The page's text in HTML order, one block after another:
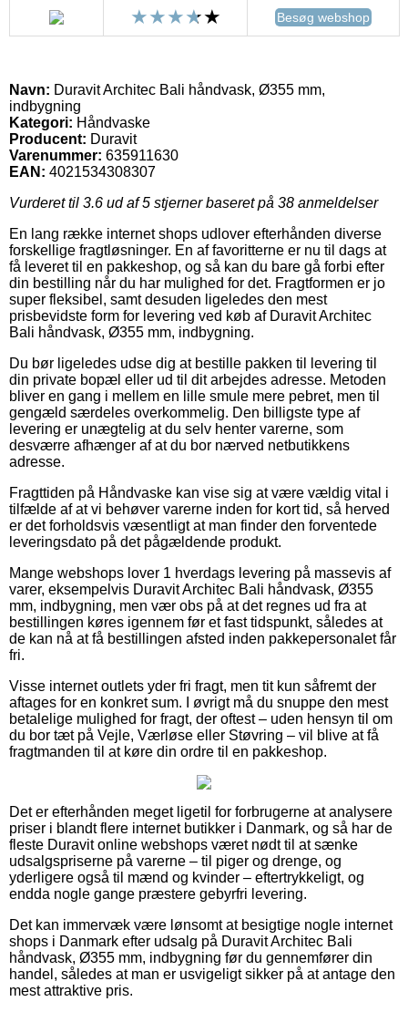
Besøg webshop
Navn: Duravit Architec Bali håndvask, Ø355 mm,
indbygning
Kategori: Håndvaske
Producent: Duravit
Varenummer: 635911630
EAN: 4021534308307
Vurderet til 3.6 ud af 5 stjerner baseret på 38 anmeldelser
En lang række internet shops udlover efterhånden diverse
forskellige fragtløsninger. En af favoritterne er nu til dags at
få leveret til en pakkeshop, og så kan du bare gå forbi efter
din bestilling når du har mulighed for det. Fragtformen er jo
super fleksibel, samt desuden ligeledes den mest
prisbevidste form for levering ved køb af Duravit Architec
Bali håndvask, Ø355 mm, indbygning.
Du bør ligeledes udse dig at bestille pakken til levering til
din private bopæl eller ud til dit arbejdes adresse. Metoden
bliver en gang i mellem en lille smule mere pebret, men til
gengæld særdeles overkommelig. Den billigste type af
levering er unægtelig at du selv henter varerne, som
desværre afhænger af at du bor nærved netbutikkens
adresse.
Fragttiden på Håndvaske kan vise sig at være vældig vital i
tilfælde af at vi behøver varerne inden for kort tid, så herved
er det forholdsvis væsentligt at man finder den forventede
leveringsdato på det pågældende produkt.
Mange webshops lover 1 hverdags levering på massevis af
varer, eksempelvis Duravit Architec Bali håndvask, Ø355
mm, indbygning, men vær obs på at det regnes ud fra at
bestillingen køres igennem før et fast tidspunkt, således at
de kan nå at få bestillingen afsted inden pakkepersonalet får
fri.
Visse internet outlets yder fri fragt, men tit kun såfremt der
aftages for en konkret sum. I øvrigt må du snuppe den mest
betalelige mulighed for fragt, der oftest – uden hensyn til om
du bor tæt på Vejle, Værløse eller Støvring – vil blive at få
fragtmanden til at køre din ordre til en pakkeshop.
Det er efterhånden meget ligetil for forbrugerne at analysere
priser i blandt flere internet butikker i Danmark, og så har de
fleste Duravit online webshops været nødt til at sænke
udsalgspriserne på varerne – til piger og drenge, og
yderligere også til mænd og kvinder – eftertrykkeligt, og
endda nogle gange præstere gebyrfri levering.
Det kan immervæk være lønsomt at besigtige nogle internet
shops i Danmark efter udsalg på Duravit Architec Bali
håndvask, Ø355 mm, indbygning før du gennemfører din
handel, således at man er usvigeligt sikker på at antage den
mest attraktive pris.